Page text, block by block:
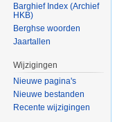
Barghief Index (Archief
HKB)
Berghse woorden
Jaartallen
Wijzigingen
Nieuwe pagina's
Nieuwe bestanden
Recente wijzigingen